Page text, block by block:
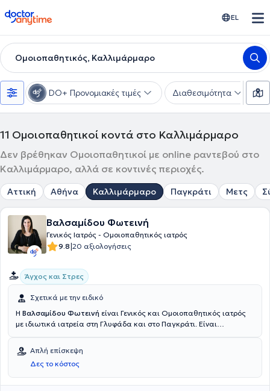
doctoranytime EL
Ομοιοπαθητικός, Καλλιμάρμαρο
DO+ Προνομιακές τιμές Διαθεσιμότητα
11 Ομοιοπαθητικοί κοντά στο Καλλιμάρμαρο
Δεν βρέθηκαν Ομοιοπαθητικοί με online ραντεβού στο
Καλλιμάρμαρο, αλλά σε κοντινές περιοχές.
Αττική Αθήνα Καλλιμάρμαρο Παγκράτι Μετς
Βαλσαμίδου Φωτεινή
Γενικός Ιατρός - Ομοιοπαθητικός ιατρός
9.8|20 αξιολογήσεις
Άγχος και Στρες
Σχετικά με την ειδικό
Η Βαλσαμίδου Φωτεινή είναι Γενικός και Ομοιοπαθητικός ιατρός
με ιδιωτικά ιατρεία στη Γλυφάδα και στο Παγκράτι. Είναι
Πανεπιστημίου Αθηνών και είναι διπλωματούχος της Διεθνούς
Ακαδημίας Ομοιοπαθητικής. Έχει ειδικευτεί στη γενική ιατρική στο
Γενικό Νοσοκομείο Αθηνών "Κοργιαλένειο - Μπενάκειο" και στο
Κέντρο Υγείας Μαρκόπουλου. Η γιατρός προσφέρει εξατομικευμένη
Απλή επίσκεψη
Δες το κόστος